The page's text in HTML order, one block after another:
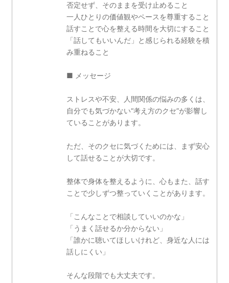
否定せず、そのままを受け止めること
一人ひとりの価値観やペースを尊重すること
話すことで心を整える時間を大切にすること
「話してもいいんだ」と感じられる経験を積
み重ねること
■ メッセージ
ストレスや不安、人間関係の悩みの多くは、
自分でも気づかない“考え方のクセ”が影響し
ていることがあります。
ただ、そのクセに気づくためには、まず安心
して話せることが大切です。
整体で身体を整えるように、心もまた、話す
ことで少しずつ整っていくことがあります。
「こんなことで相談していいのかな」
「うまく話せるか分からない」
「誰かに聴いてほしいけれど、身近な人には
話しにくい」
そんな段階でも大丈夫です。